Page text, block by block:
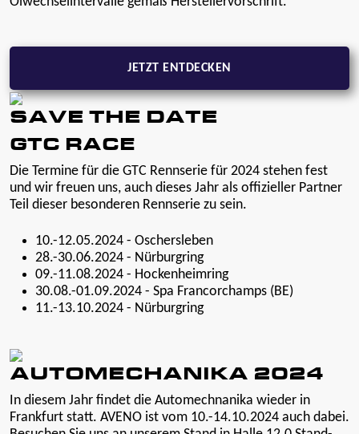
JETZT ENTDECKEN
SAVE THE DATE
GTC RACE
Die Termine für die GTC Rennserie für 2024 stehen fest
und wir freuen uns, auch dieses Jahr als offizieller Partner
Teil dieser besonderen Rennserie zu sein.
10.-12.05.2024 - Oschersleben
28.-30.06.2024 - Nürburgring
09.-11.08.2024 - Hockenheimring
30.08.-01.09.2024 - Spa Francorchamps (BE)
11.-13.10.2024 - Nürburgring
AUTOMECHANIKA 2024
In diesem Jahr findet die Automechnanika wieder in
Frankfurt statt. AVENO ist vom 10.-14.10.2024 auch dabei.